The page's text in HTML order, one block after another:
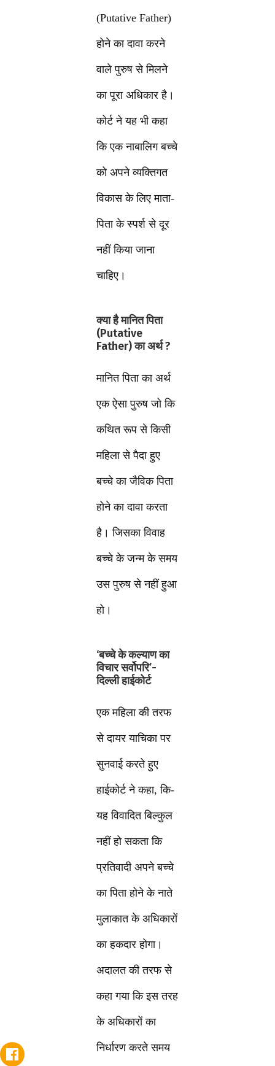
(Putative Father)
होने का दावा करने
वाले पुरुष से मिलने
का पूरा अधिकार है।
कोर्ट ने यह भी कहा
कि एक नाबालिग बच्चे
को अपने व्यक्तिगत
विकास के लिए माता-
पिता के स्पर्श से दूर
नहीं किया जाना
चाहिए।
क्या है मानित पिता
(Putative
Father) का अर्थ ?
मानित पिता का अर्थ
एक ऐसा पुरुष जो कि
कथित रूप से किसी
महिला से पैदा हुए
बच्चे का जैविक पिता
होने का दावा करता
है। जिसका विवाह
बच्चे के जन्म के समय
उस पुरुष से नहीं हुआ
हो।
‘बच्चे के कल्याण का
विचार सर्वोपरि’-
दिल्ली हाईकोर्ट
एक महिला की तरफ
से दायर याचिका पर
सुनवाई करते हुए
हाईकोर्ट ने कहा, कि-
यह विवादित बिल्कुल
नहीं हो सकता कि
प्रतिवादी अपने बच्चे
का पिता होने के नाते
मुलाकात के अधिकारों
का हकदार होगा।
अदालत की तरफ से
कहा गया कि इस तरह
के अधिकारों का
निर्धारण करते समय